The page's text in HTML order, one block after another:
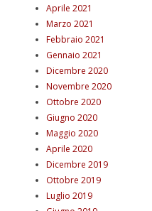
Aprile 2021
Marzo 2021
Febbraio 2021
Gennaio 2021
Dicembre 2020
Novembre 2020
Ottobre 2020
Giugno 2020
Maggio 2020
Aprile 2020
Dicembre 2019
Ottobre 2019
Luglio 2019